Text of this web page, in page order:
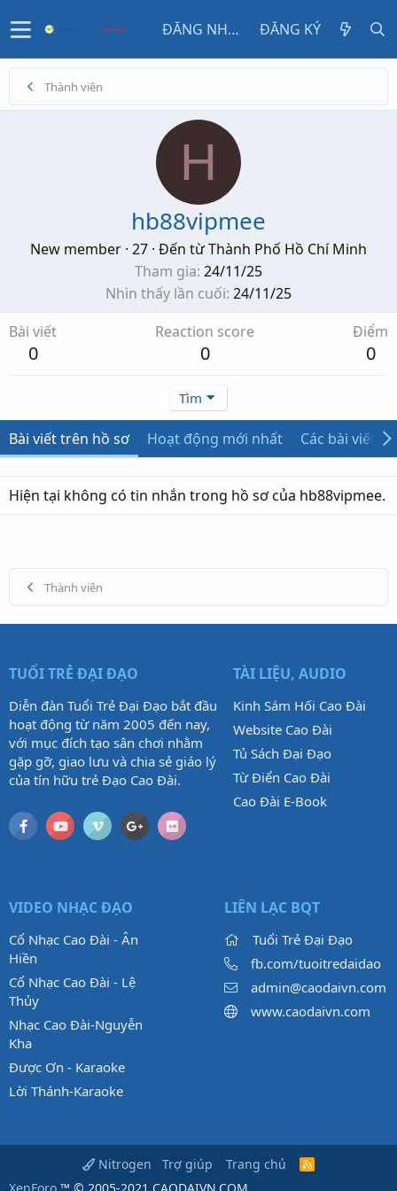
ĐĂNG NHẬP ĐĂNG KÝ
Thành viên
H
hb88vipmee
New member · 27 · Đến từThành Phố Hồ Chí Minh
Tham gia 24/11/25
Nhìn thấy lần cuối 24/11/25
Bài viết
0
Reaction score
0
Điểm
0
Tìm
Bài viết trên hồ sơ Hoạt động mới nhất Các bài viết
Hiện tại không có tin nhắn trong hồ sơ của hb88vipmee.
Thành viên
TUỔI TRẺ ĐẠI ĐẠO
Diễn đàn Tuổi Trẻ Đại Đạo bắt đầu
hoạt động từ năm 2005 đến nay,
với mục đích tạo sân chơi nhằm
gặp gỡ, giao lưu và chia sẻ giáo lý
của tín hữu trẻ Đạo Cao Đài.
TÀI LIỆU, AUDIO
Kinh Sám Hối Cao Đài
Website Cao Đài
Tủ Sách Đại Đạo
Từ Điển Cao Đài
Cao Đài E-Book
VIDEO NHẠC ĐẠO
Cổ Nhạc Cao Đài - Ân
Hiền
Cổ Nhạc Cao Đài - Lệ
Thủy
Nhạc Cao Đài-Nguyễn
Kha
Được Ơn - Karaoke
Lời Thánh-Karaoke
LIÊN LẠC BQT
Tuổi Trẻ Đại Đạo
fb.com/tuoitredaidao
admin@caodaivn.com
www.caodaivn.com
Nitrogen Trợ giúp Trang chủ
R